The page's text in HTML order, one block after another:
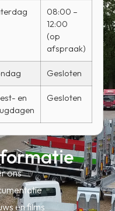
08:00 –
12:00
(op
afspraak)
Gesloten
en
Gesloten
ons
en films